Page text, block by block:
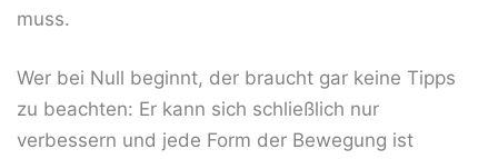
muss.
Wer bei Null beginnt, der braucht gar keine Tipps
zu beachten: Er kann sich schließlich nur
verbessern und jede Form der Bewegung ist